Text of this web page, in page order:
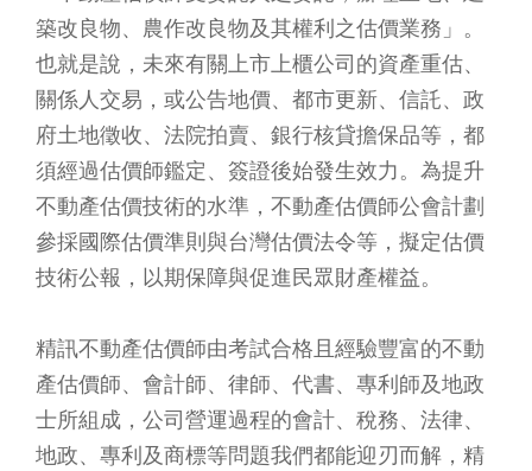
築改良物、農作改良物及其權利之估價業務」。
也就是說，未來有關上市上櫃公司的資產重估、
關係人交易，或公告地價、都市更新、信託、政
府土地徵收、法院拍賣、銀行核貸擔保品等，都
須經過估價師鑑定、簽證後始發生效力。為提升
不動產估價技術的水準，不動產估價師公會計劃
參採國際估價準則與台灣估價法令等，擬定估價
技術公報，以期保障與促進民眾財產權益。
精訊不動產估價師由考試合格且經驗豐富的不動
產估價師、會計師、律師、代書、專利師及地政
士所組成，公司營運過程的會計、稅務、法律、
地政、專利及商標等問題我們都能迎刃而解，精